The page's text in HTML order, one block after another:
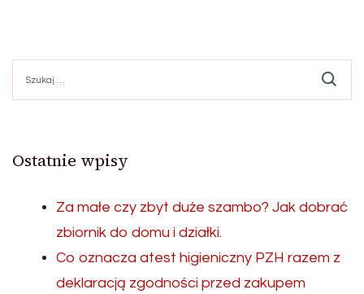
Ostatnie wpisy
Za małe czy zbyt duże szambo? Jak dobrać
zbiornik do domu i działki.
Co oznacza atest higieniczny PZH razem z
deklaracją zgodności przed zakupem